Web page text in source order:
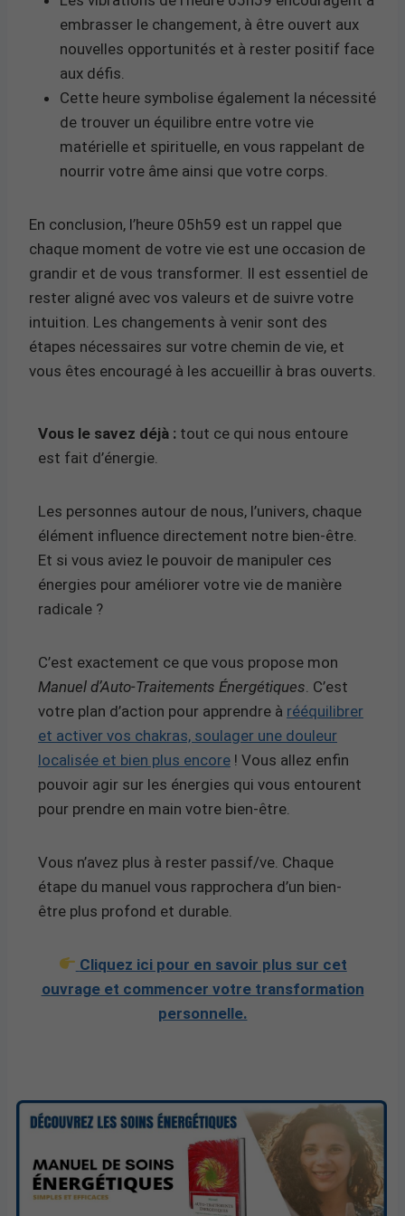
embrasser le changement, à être ouvert aux
nouvelles opportunités et à rester positif face
aux défis.
Cette heure symbolise également la nécessité
de trouver un équilibre entre votre vie
matérielle et spirituelle, en vous rappelant de
nourrir votre âme ainsi que votre corps.
En conclusion, l’heure 05h59 est un rappel que
chaque moment de votre vie est une occasion de
grandir et de vous transformer. Il est essentiel de
rester aligné avec vos valeurs et de suivre votre
intuition. Les changements à venir sont des
étapes nécessaires sur votre chemin de vie, et
vous êtes encouragé à les accueillir à bras ouverts.
Vous le savez déjà : tout ce qui nous entoure
est fait d’énergie.
Les personnes autour de nous, l’univers, chaque
élément influence directement notre bien-être.
Et si vous aviez le pouvoir de manipuler ces
énergies pour améliorer votre vie de manière
radicale ?
C’est exactement ce que vous propose mon
Manuel d’Auto-Traitements Énergétiques . C’est
votre plan d’action pour apprendre à rééquilibrer
et activer vos chakras, soulager une douleur
localisée et bien plus encore ! Vous allez enfin
pouvoir agir sur les énergies qui vous entourent
pour prendre en main votre bien-être.
Vous n’avez plus à rester passif/ve. Chaque
étape du manuel vous rapprochera d’un bien-
être plus profond et durable.
Cliquez ici pour en savoir plus sur cet
ouvrage et commencer votre transformation
personnelle.